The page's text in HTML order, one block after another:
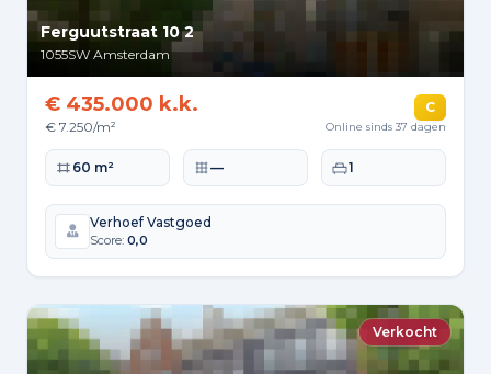
Ferguutstraat 10 2
1055SW Amsterdam
€ 435.000 k.k.
€ 7.250/m²
C
Online sinds 37 dagen
Woonoppervlakte
60 m² Perceeloppervlakte
— Slaapkamers
1
Verhoef Vastgoed
Score: 0,0
Verkocht